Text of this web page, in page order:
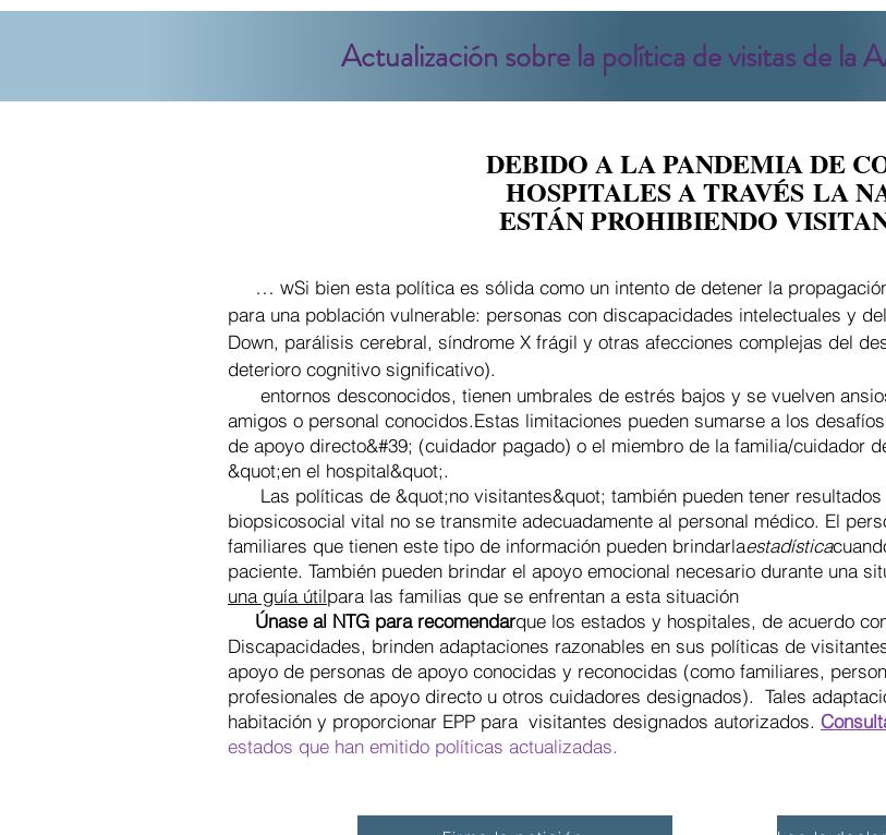
Actualización sobre la política de visitas de la
DEBIDO A LA PANDEMIA DE
HOSPITALES A TRAVÉS LA
ESTÁN PROHIBIENDO
… wSi bien esta política es sólida como un intento de detener la
para una población vulnerable: personas con discapacidades intelectuales y
Down, parálisis cerebral, síndrome X frágil y otras afecciones complejas del
deterioro cognitivo significativo).
entornos desconocidos, tienen umbrales de estrés bajos y se vuelven
amigos o personal conocidos.Estas limitaciones pueden sumarse a los
de apoyo directo&#39; (cuidador pagado) o el miembro de la familia/cuidador
&quot;en el hospital&quot;.
Las políticas de &quot;no visitantes&quot; también pueden tener
biopsicosocial vital no se transmite adecuadamente al personal médico. El
familiares que tienen este tipo de información pueden brindarlaestadística
paciente. También pueden brindar el apoyo emocional necesario durante una
una guía útilpara las familias que se enfrentan a esta situación
Únase al NTG para recomendarque los estados y hospitales, de acuerdo
Discapacidades, brinden adaptaciones razonables en sus políticas de
apoyo de personas de apoyo conocidas y reconocidas (como familiares,
profesionales de apoyo directo u otros cuidadores designados). Tales
habitación y proporcionar EPP para visitantes designados autorizados.
estados que han emitido políticas actualizadas.